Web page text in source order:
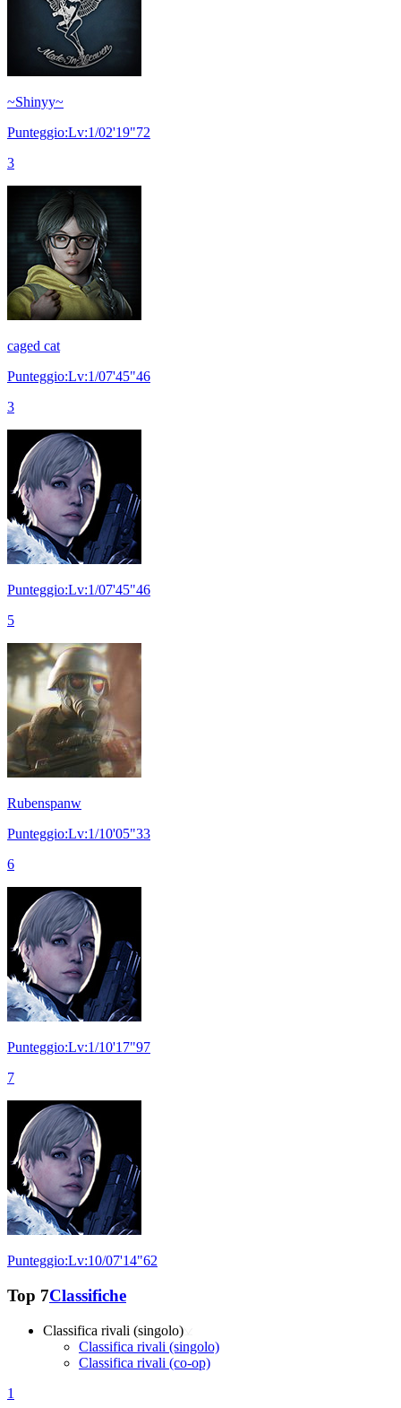
~Shinyy~
Punteggio:Lv:1/02'19"72
3
caged cat
Punteggio:Lv:1/07'45"46
3
Punteggio:Lv:1/07'45"46
5
Rubenspanw
Punteggio:Lv:1/10'05"33
6
Punteggio:Lv:1/10'17"97
7
Punteggio:Lv:10/07'14"62
Top 7Classifiche
Classifica rivali (singolo)
Classifica rivali (singolo)
Classifica rivali (co-op)
1